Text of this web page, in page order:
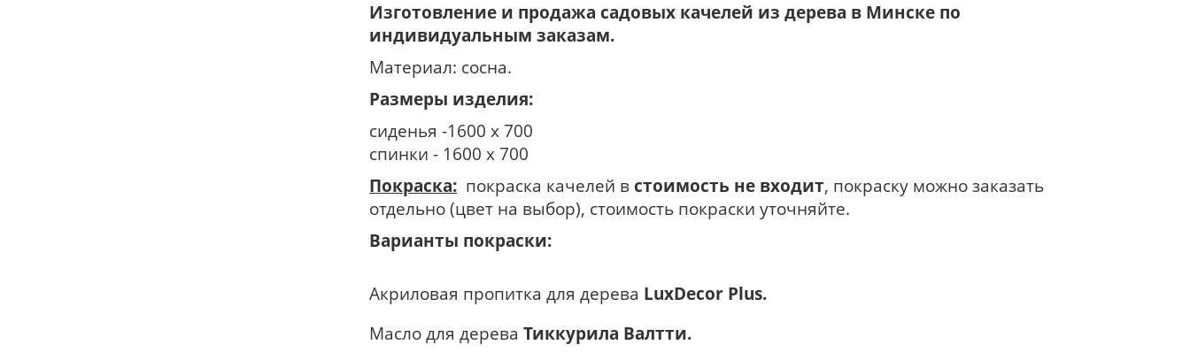
Изготовление и продажа садовых качелей из дерева в Минске по
индивидуальным заказам.
Материал: сосна.
Размеры изделия:
сиденья -1600 х 700
спинки - 1600 х 700
Покраска: покраска качелей в стоимость не входит, покраску можно заказать
отдельно (цвет на выбор), стоимость покраски уточняйте.
Варианты покраски:
Акриловая пропитка для дерева LuxDecor Plus.
Масло для дерева Тиккурила Валтти.